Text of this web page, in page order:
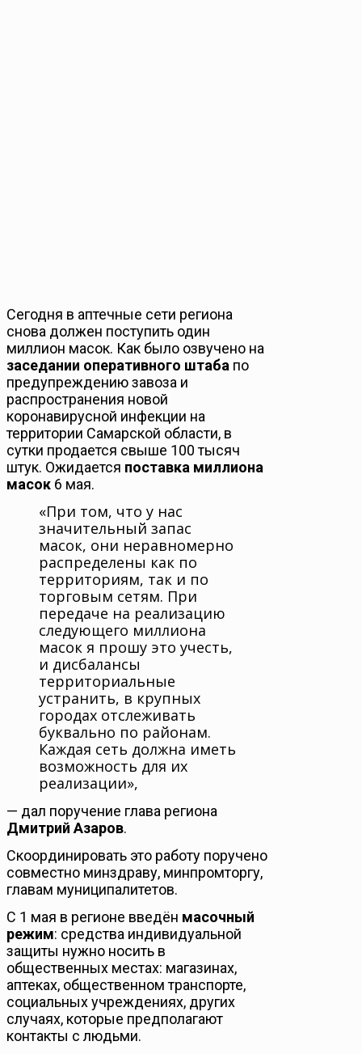
Сегодня в аптечные сети региона
снова должен поступить один
миллион масок. Как было озвучено на
заседании оперативного штаба по
предупреждению завоза и
распространения новой
коронавирусной инфекции на
территории Самарской области, в
сутки продается свыше 100 тысяч
штук. Ожидается поставка миллиона
масок 6 мая.
«При том, что у нас
значительный запас
масок, они неравномерно
распределены как по
территориям, так и по
торговым сетям. При
передаче на реализацию
следующего миллиона
масок я прошу это учесть,
и дисбалансы
территориальные
устранить, в крупных
городах отслеживать
буквально по районам.
Каждая сеть должна иметь
возможность для их
реализации»,
— дал поручение глава региона
Дмитрий Азаров.
Скоординировать это работу поручено
совместно минздраву, минпромторгу,
главам муниципалитетов.
С 1 мая в регионе введён масочный
режим: средства индивидуальной
защиты нужно носить в
общественных местах: магазинах,
аптеках, общественном транспорте,
социальных учреждениях, других
случаях, которые предполагают
контакты с людьми.